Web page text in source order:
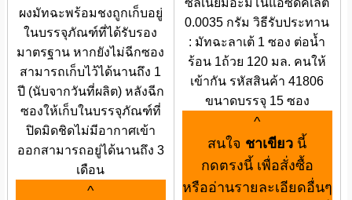
ผงมัทฉะพร้อมชงถูกเก็บอยู่
ในบรรจุภัณฑ์ที่ได้รับรอง
มาตรฐาน หากยังไม่ฉีกซอง
สามารถเก็บไว้ได้นานถึง 1
ปี (นับจากวันที่ผลิต) หลังฉีก
ซองให้เก็บในบรรจุภัณฑ์ที่
ปิดมิดชิดไม่มีอากาศเข้า
ออกสามารถอยู่ได้นานถึง 3
เดือน
^
ซิลิเนียมอะมิโนแอซิดคีเลต
0.0035 กรัม วิธีรับประทาน
: มัทฉะลาเต้ 1 ซอง ต่อน้ำ
ร้อน 1ถ้วย 120 มล. คนให้
เข้ากัน รหัสสินค้า 41806
ขนาดบรรจุ 15 ซอง
^
สนใจ ชาเขียว นี้
กดตรงนี้ เพื่อสั่งซื้อ
หรืออ่านรายละเอียดอื่นๆ